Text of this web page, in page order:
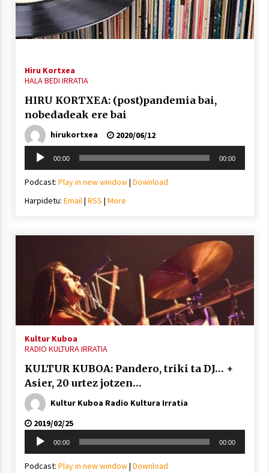
Arrosa sareko IX. topaketak!
2021/10/13
2021/10/04
Segura irratian Arrosaren 20 urteez
2021/07/22
Arrosaren 20 urteez
2021/07/06
Arrosaren 20 urteez
Hiru Kortxea
HALA BEDI IRRATIA
HIRU KORTXEA: (post)pandemia bai,
nobedadeak ere bai
hirukortxea
2020/06/12
Soinu
erreproduzigailua
00:00 00:00
Podcast: Play in new window| Download
Harpidetu: Email| RSS | More
Kultur Kuboa
RADIO KULTURA IRRATIA
KULTUR KUBOA: Pandero, triki ta DJ… +
Asier, 20 urtez jotzen…
Kultur Kuboa Radio Kultura Irratia
2019/02/25
Soinu
erreproduzigailua
00:00 00:00
Podcast: Play in new window| Download